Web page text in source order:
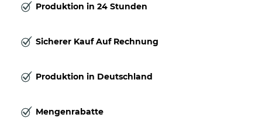
Produktion in 24 Stunden
Sicherer Kauf Auf Rechnung
Produktion in Deutschland
Mengenrabatte